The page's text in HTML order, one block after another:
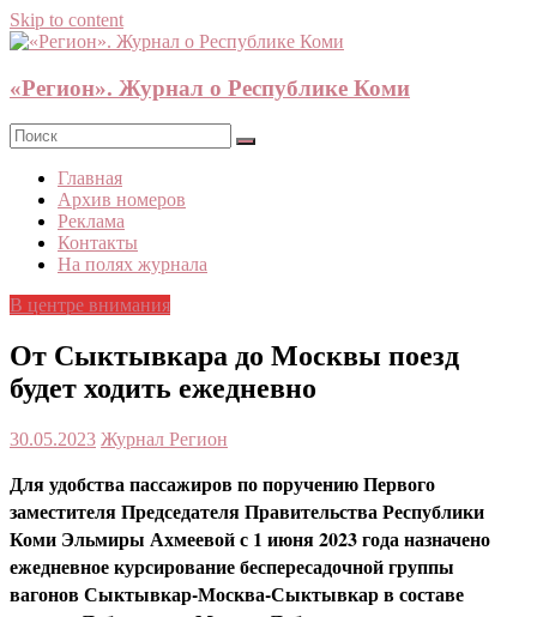
Skip to content
«Регион». Журнал о Республике Коми
Главная
Архив номеров
Реклама
Контакты
На полях журнала
В центре внимания
От Сыктывкара до Москвы поезд
будет ходить ежедневно
30.05.2023 Журнал Регион
Для удобства пассажиров по поручению Первого
заместителя Председателя Правительства Республики
Коми Эльмиры Ахмеевой с 1 июня 2023 года назначено
ежедневное курсирование беспересадочной группы
вагонов Сыктывкар-Москва-Сыктывкар в составе